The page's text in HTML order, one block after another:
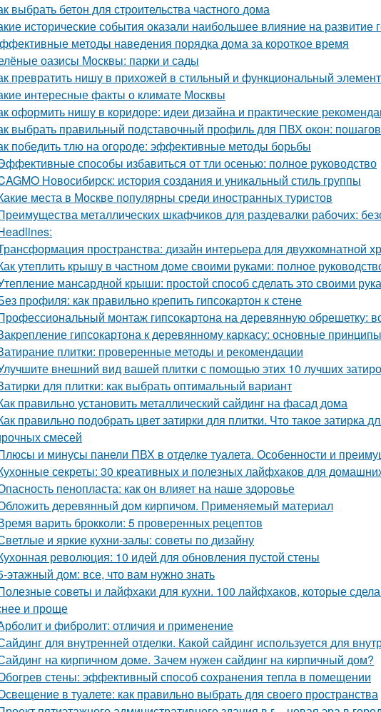
выбрать бетон для строительства частного дома
исторические события оказали наибольшее влияние на развитие
методы наведения порядка дома за короткое время
оазисы Москвы: парки и сады
превратить нишу в прихожей в стильный и функциональный элемент
интересные факты о климате Москвы
оформить нишу в коридоре: идеи дизайна и практические
выбрать правильный подставочный профиль для ПВХ окон:
победить тлю на огороде: эффективные методы борьбы
способы избавиться от тли осенью: полное руководство
Новосибирск: история создания и уникальный стиль группы
места в Москве популярны среди иностранных туристов
металлических шкафчиков для раздевалки рабочих:
пространства: дизайн интерьера для двухкомнатной
утеплить крышу в частном доме своими руками: полное
мансардной крыши: простой способ сделать это своими
профиля: как правильно крепить гипсокартон к стене
монтаж гипсокартона на деревянную обрешетку:
гипсокартона к деревянному каркасу: основные
плитки: проверенные методы и рекомендации
внешний вид вашей плитки с помощью этих 10 лучших
для плитки: как выбрать оптимальный вариант
правильно установить металлический сайдинг на фасад дома
правильно подобрать цвет затирки для плитки. Что такое затирка
смесей
и минусы панели ПВХ в отделке туалета. Особенности и
секреты: 30 креативных и полезных лайфхаков для
пенопласта: как он влияет на наше здоровье
деревянный дом кирпичом. Применяемый материал
варить брокколи: 5 проверенных рецептов
и яркие кухни-залы: советы по дизайну
революция: 10 идей для обновления пустой стены
этажный дом: все, что вам нужно знать
советы и лайфхаки для кухни. 100 лайфхаков, которые
и проще
и фибролит: отличия и применение
для внутренней отделки. Какой сайдинг используется для
на кирпичном доме. Зачем нужен сайдинг на кирпичный дом?
стены: эффективный способ сохранения тепла в помещении
в туалете: как правильно выбрать для своего пространства